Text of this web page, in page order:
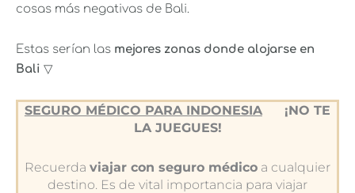
cosas más negativas de Bali.
Estas serían las mejores zonas donde alojarse en
Bali ▽
SEGURO MÉDICO PARA INDONESIA
¡NO TE
LA JUEGUES!
Recuerda viajar con seguro médico a cualquier
destino. Es de vital importancia para viajar